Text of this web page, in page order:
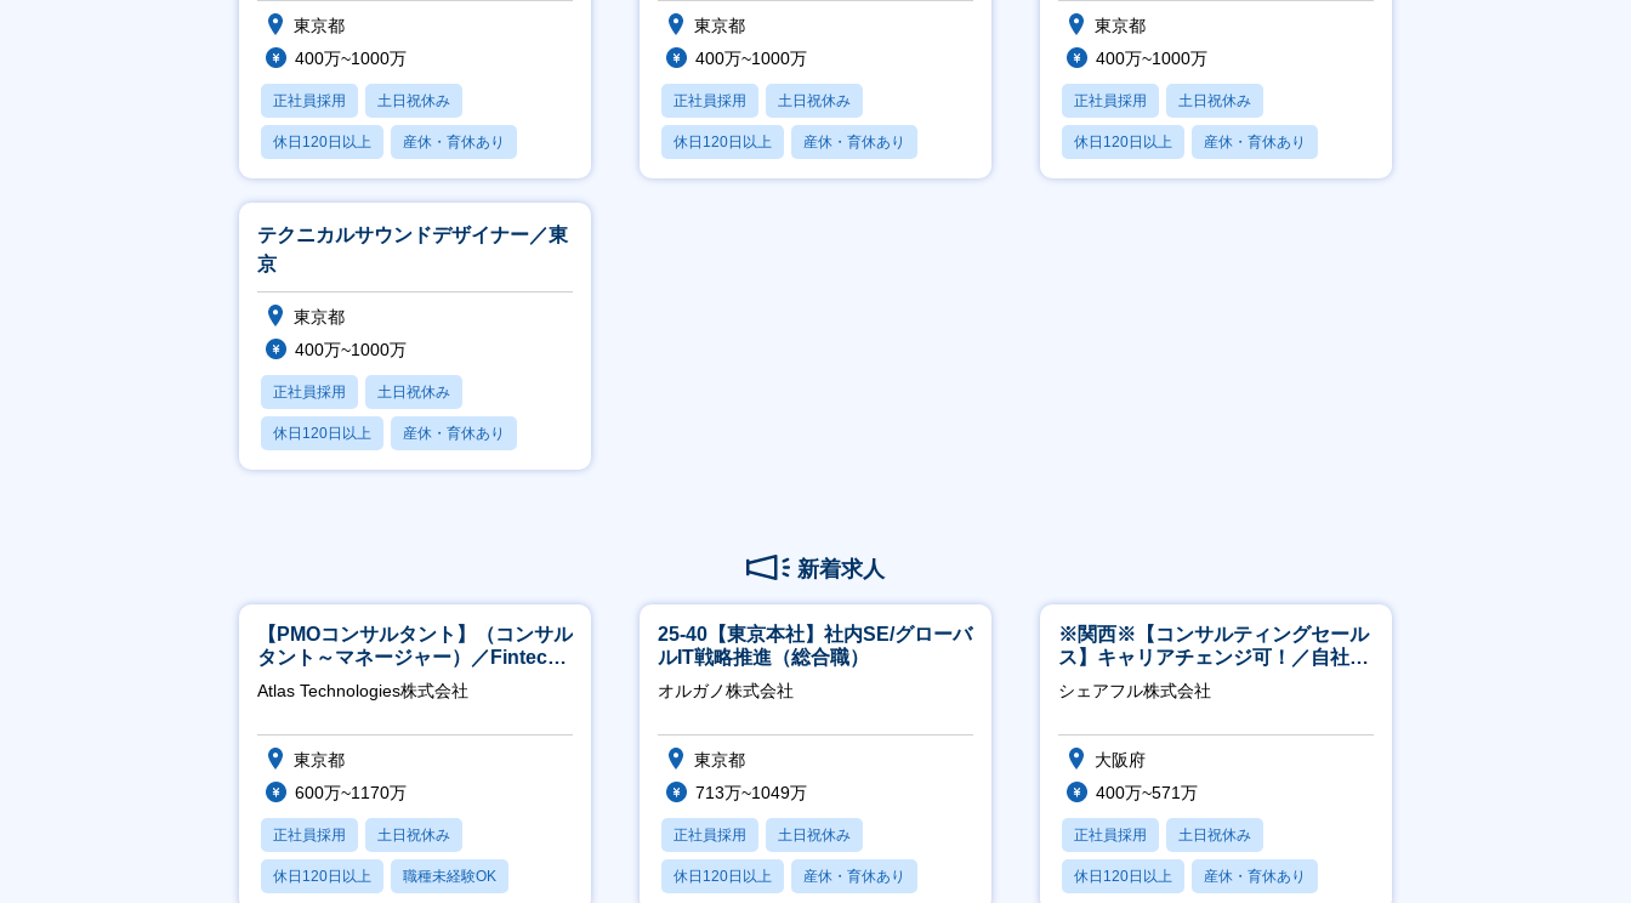
東京都
400万~1000万
正社員採用 土日祝休み
休日120日以上 産休・育休あり
月残業20時間以内
東京都
400万~1000万
正社員採用 土日祝休み
休日120日以上 産休・育休あり
月残業20時間以内
東京都
400万~1000万
正社員採用 土日祝休み
休日120日以上 産休・育休あり
月残業20時間以内
テクニカルサウンドデザイナー／東
京
東京都
400万~1000万
正社員採用 土日祝休み
休日120日以上 産休・育休あり
月残業20時間以内
新着求人
【PMOコンサルタント】（コンサル
タント～マネージャー）／Fintech
領域／設立5年弱で上場
Atlas Technologies株式会社
東京都
600万~1170万
正社員採用 土日祝休み
休日120日以上 職種未経験OK
25-40【東京本社】社内SE/グローバ
ルIT戦略推進（総合職）
オルガノ株式会社
東京都
713万~1049万
正社員採用 土日祝休み
休日120日以上 産休・育休あり
※関西※【コンサルティングセール
ス】キャリアチェンジ可！／自社サ
ービス『シェアフル』の営業
シェアフル株式会社
大阪府
400万~571万
正社員採用 土日祝休み
休日120日以上 産休・育休あり